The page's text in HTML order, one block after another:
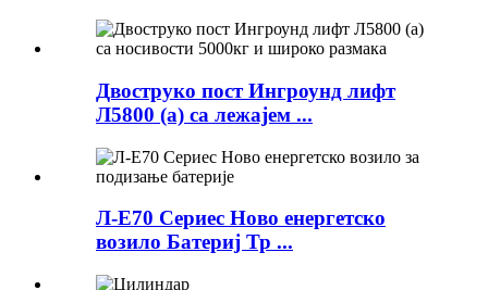
Двоструко пост Ингроунд лифт
Л5800 (а) са лежајем ...
Л-Е70 Сериес Ново енергетско
возило Батериј Тр ...